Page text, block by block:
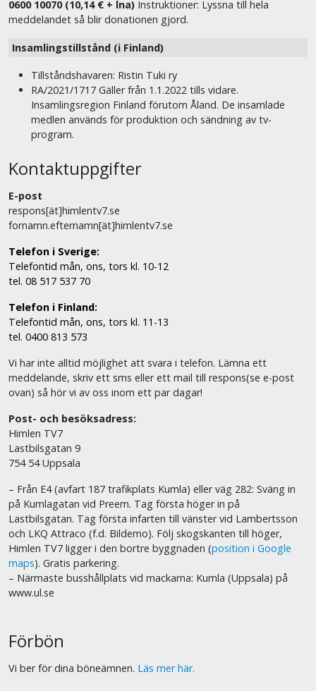
0600 10070 (10,14 € + lna) Instruktioner: Lyssna till hela
meddelandet så blir donationen gjord.
Insamlingstillstånd (i Finland)
Tillståndshavaren: Ristin Tuki ry
RA/2021/1717 Gäller från 1.1.2022 tills vidare.
Insamlingsregion Finland förutom Åland. De insamlade
medlen används för produktion och sändning av tv-
program.
Kontaktuppgifter
E-post
respons[ät]himlentv7.se
fornamn.efternamn[ät]himlentv7.se
Telefon i Sverige:
Telefontid mån, ons, tors kl. 10-12
tel. 08 517 537 70
Telefon i Finland:
Telefontid mån, ons, tors kl. 11-13
tel. 0400 813 573
Vi har inte alltid möjlighet att svara i telefon. Lämna ett
meddelande, skriv ett sms eller ett mail till respons(se e-post
ovan) så hör vi av oss inom ett par dagar!
Post- och besöksadress:
Himlen TV7
Lastbilsgatan 9
754 54 Uppsala
– Från E4 (avfart 187 trafikplats Kumla) eller väg 282: Sväng in
på Kumlagatan vid Preem. Tag första höger in på
Lastbilsgatan. Tag första infarten till vänster vid Lambertsson
och LKQ Attraco (f.d. Bildemo). Följ skogskanten till höger,
Himlen TV7 ligger i den bortre byggnaden (position i Google
maps). Gratis parkering.
– Närmaste busshållplats vid mackarna: Kumla (Uppsala) på
www.ul.se
Förbön
Vi ber för dina böneämnen. Läs mer här.